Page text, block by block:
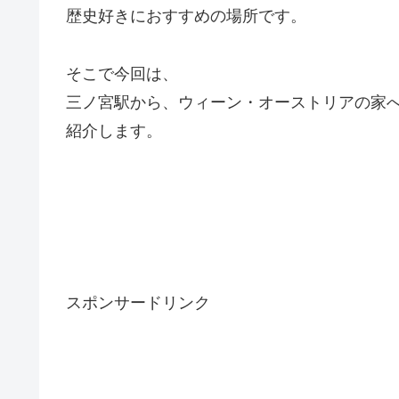
歴史好きにおすすめの場所です。
そこで今回は、
三ノ宮駅から、ウィーン・オーストリアの家
紹介します。
スポンサードリンク